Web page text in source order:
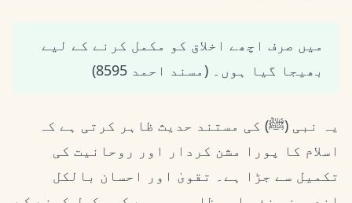
میں صرف اچھے اخلاق کو مکمل کرنے کے لیے
بھیجا گیا ہوں۔ (مسند احمد 8595)
یہ نبی (ﷺ) کی مستند حدیث ظاہر کرتی ہے کہ
اسلام کا پورا مشن کردار اور روحانیت کی
تکمیل سے جڑا ہے۔ تقویٰ اور احسان بالکل